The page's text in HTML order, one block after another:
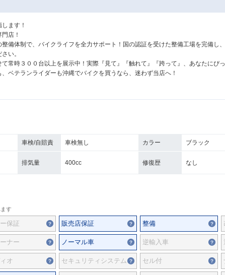
ます！
店！
備体制で、バイクライフを全力サポート！国の認証を受けた整備工場を完備し
い。
常時３００台以上を展示中！実際『見て』『触れて』『跨って』、あなたにぴ
ベテランライダーも沖縄でバイクを買うなら、迷わず当店へ！
車検/自賠責 車検無し カラー ブラック
排気量 400cc 修復歴 なし
す
保証 販売店保証 整備
ナー ノーマル車 逆輸入車
オ セキュリティシステム セル付